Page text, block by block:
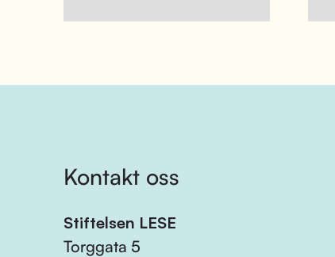
Kontakt oss
Stiftelsen LESE
Torggata 5